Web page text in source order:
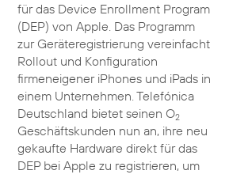
für das Device Enrollment Program
(DEP) von Apple. Das Programm
zur Geräteregistrierung vereinfacht
Rollout und Konfiguration
firmeneigener iPhones und iPads in
einem Unternehmen. Telefónica
Deutschland bietet seinen O2
Geschäftskunden nun an, ihre neu
gekaufte Hardware direkt für das
DEP bei Apple zu registrieren, um